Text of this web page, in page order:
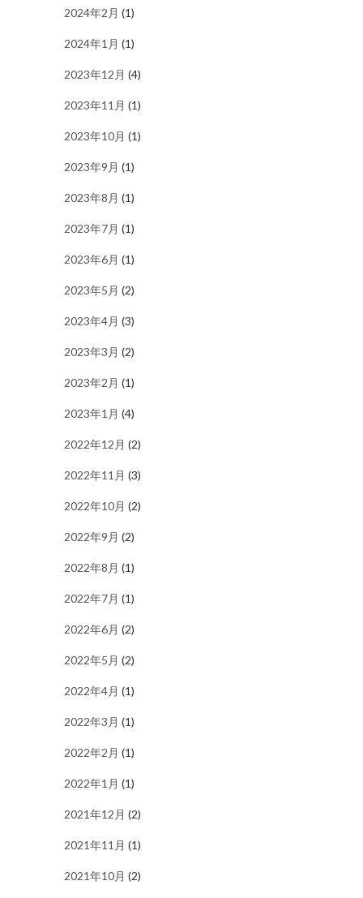
2024年2月 (1)
2024年1月 (1)
2023年12月 (4)
2023年11月 (1)
2023年10月 (1)
2023年9月 (1)
2023年8月 (1)
2023年7月 (1)
2023年6月 (1)
2023年5月 (2)
2023年4月 (3)
2023年3月 (2)
2023年2月 (1)
2023年1月 (4)
2022年12月 (2)
2022年11月 (3)
2022年10月 (2)
2022年9月 (2)
2022年8月 (1)
2022年7月 (1)
2022年6月 (2)
2022年5月 (2)
2022年4月 (1)
2022年3月 (1)
2022年2月 (1)
2022年1月 (1)
2021年12月 (2)
2021年11月 (1)
2021年10月 (2)